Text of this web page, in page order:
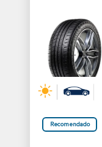
Recomendado